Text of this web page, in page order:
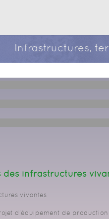
Infrastructures,
des infrastructures
vivantes
d'équipement de